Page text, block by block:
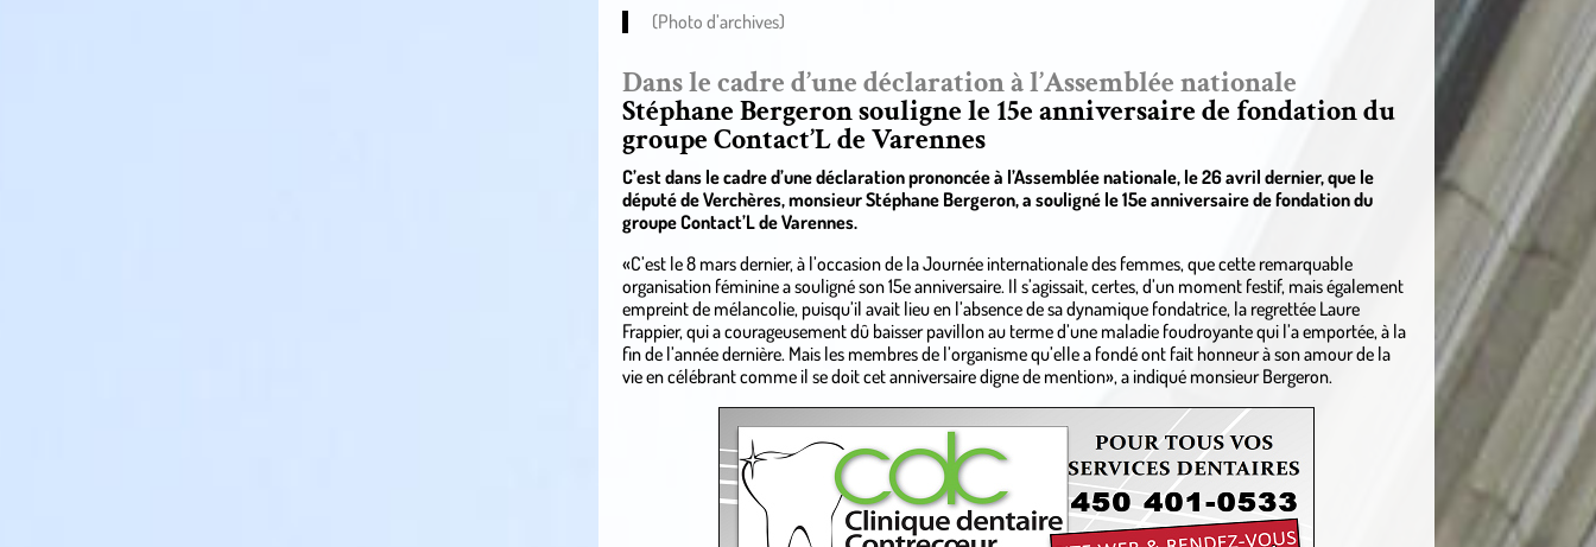
(Photo d’archives)
Dans le cadre d’une déclaration à l’Assemblée nationale
Stéphane Bergeron souligne le 15e anniversaire de fondation du
groupe Contact’L de Varennes
C’est dans le cadre d’une déclaration prononcée à l’Assemblée nationale, le 26 avril dernier, que le
député de Verchères, monsieur Stéphane Bergeron, a souligné le 15e anniversaire de fondation du
groupe Contact’L de Varennes.
«C’est le 8 mars dernier, à l’occasion de la Journée internationale des femmes, que cette remarquable
organisation féminine a souligné son 15e anniversaire. Il s’agissait, certes, d’un moment festif, mais également
empreint de mélancolie, puisqu’il avait lieu en l’absence de sa dynamique fondatrice, la regrettée Laure
Frappier, qui a courageusement dû baisser pavillon au terme d’une maladie foudroyante qui l’a emportée, à la
fin de l’année dernière. Mais les membres de l’organisme qu’elle a fondé ont fait honneur à son amour de la
vie en célébrant comme il se doit cet anniversaire digne de mention», a indiqué monsieur Bergeron.